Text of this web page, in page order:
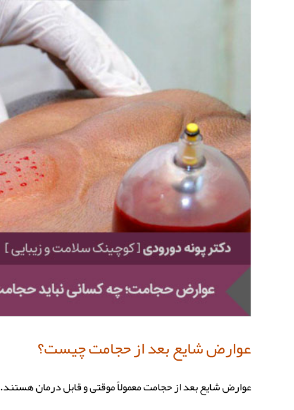
عوارض شایع بعد از حجامت چیست؟
عوارض شایع بعد از حجامت معمولاً موقتی و قابل درمان